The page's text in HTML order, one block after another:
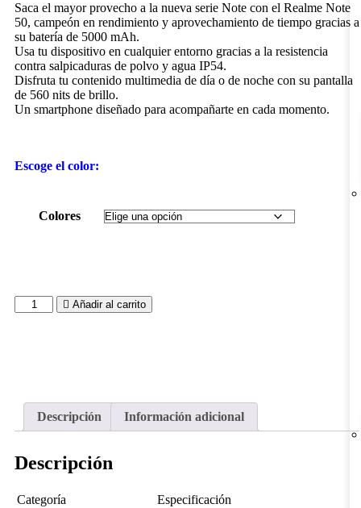
Saca el mayor provecho a la nueva serie Note con el Realme Note
50, campeón en rendimiento y aprovechamiento de tiempo gracias a
su batería de 5000 mAh.
Usa tu dispositivo en cualquier entorno gracias a la resistencia
contra salpicaduras de polvo y agua IP54.
Disfruta tu contenido multimedia de día o de noche con su pantalla
de 560 nits de brillo.
Un smartphone diseñado para acompañarte en cada momento.
Escoge el color:
Colores
Añadir al carrito
Descripción Información adicional
Descripción
Categoría
Especificación